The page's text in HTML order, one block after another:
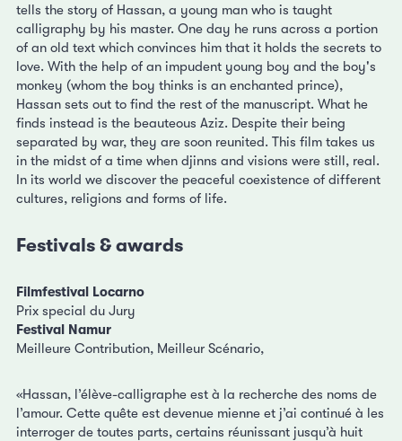
tells the story of Hassan, a young man who is taught
calligraphy by his master. One day he runs across a portion
of an old text which convinces him that it holds the secrets to
love. With the help of an impudent young boy and the boy's
monkey (whom the boy thinks is an enchanted prince),
Hassan sets out to find the rest of the manuscript. What he
finds instead is the beauteous Aziz. Despite their being
separated by war, they are soon reunited. This film takes us
in the midst of a time when djinns and visions were still, real.
In its world we discover the peaceful coexistence of different
cultures, religions and forms of life.
Festivals & awards
Filmfestival Locarno
Prix special du Jury
Festival Namur
Meilleure Contribution, Meilleur Scénario,
«Hassan, l’élève-calligraphe est à la recherche des noms de
l’amour. Cette quête est devenue mienne et j’ai continué à les
interroger de toutes parts, certains réunissant jusqu’à huit